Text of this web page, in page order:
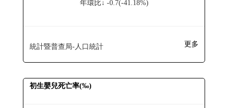
年環比↓ -0.7(-41.18%)
統計暨普查局-人口統計 更多
初生嬰兒死亡率(‰)